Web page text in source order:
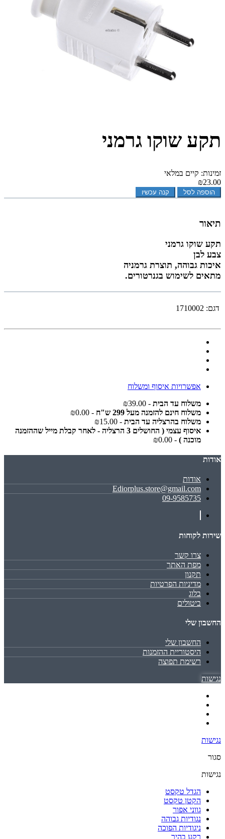
תקע שוקו גרמני
זמינות: קיים במלאי
₪23.00
הוספה לסל קנה עכשיו
תיאור
תקע שוקו גרמני
צבע לבן
איכות גבוהה, תוצרת גרמניה
מתאים לשימוש בגנרטורים.
דגם: 1710002
אפשרויות איסוף ומשלוח
משלוח עד הבית - ₪39.00
משלוח חינם להזמנה מעל 299 ש"ח
- ₪0.00
משלוח בהרצליה עד הבית - ₪15.00
איסוף עצמי ( החושלים 3 הרצליה - לאחר קבלת מייל שההזמנה
מוכנה ) - ₪0.00
אודות
אודות
Ediorplus.store@gmail.com
09-9585735
שירות לקוחות
צרו קשר
מפת האתר
תקנון
מדיניות הפרטיות
בלוג
ביטולים
החשבון שלי
החשבון שלי
היסטוריית ההזמנות
רשימת תפוצה
נגישות
נגישות
סגור
נגישות
הגדל טקסט
הקטן טקסט
גווני אפור
נגודיות גבוהה
ניגודיות הפוכה
רקע בהיר